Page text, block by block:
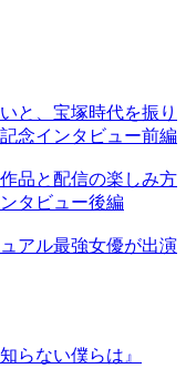
と、宝塚時代を振り
念インタビュー前編
品と配信の楽しみ方
タビュー後編
アル最強女優が出演
らない僕らは』